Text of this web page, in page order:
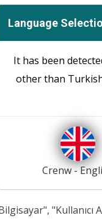
site dosyalarınıza
ana
sağlayıcıdan
Language
It has been
other than
Crenw -